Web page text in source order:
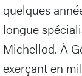
quelques
longue
Michellod. À
exerçant en